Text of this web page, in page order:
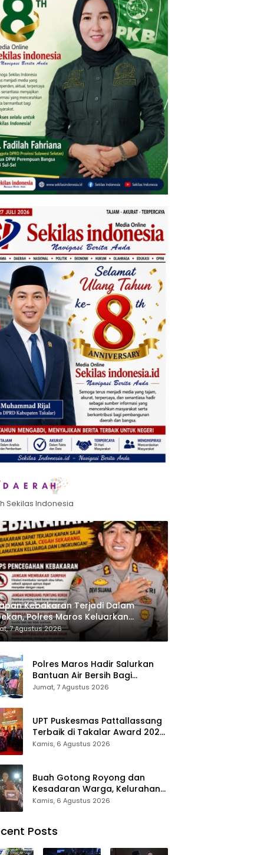
Sekilas Indonesia
Kebakaran Terjadi Dalam
Polres Maros Keluarkan
kepada Masyarakat
7 Agustus 2026
Polres Maros Hadir Salurkan
Bantuan Air Bersih Bagi
Masyarakat Terdampak Krisis
Jumat, 7 Agustus 2026
UPT Puskesmas Pattallassang
Terbaik di Takalar Award 2026,
Bukti Komitmen Hadirkan
Kamis, 6 Agustus 2026
Buah Gotong Royong dan
Kesadaran Warga, Kelurahan
Patte’ne Menjadi Bintang
Kamis, 6 Agustus 2026
Posts